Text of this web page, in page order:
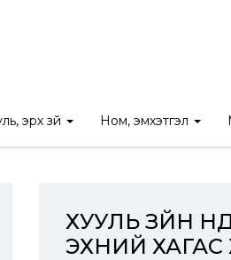
эрх зүй Ном, эмхэтгэл
Нүүр / Ил тод байдал Үйл
ХУУЛЬ ЗҮЙН
ЭХНИЙ